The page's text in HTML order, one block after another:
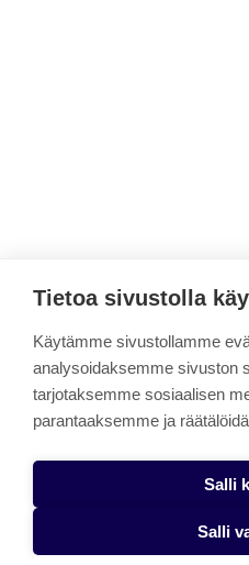
Tietoa sivustolla
Käytämme sivustollamme
analysoidaksemme sivuston
tarjotaksemme sosiaalisen
parantaaksemme ja
Salli
Salli